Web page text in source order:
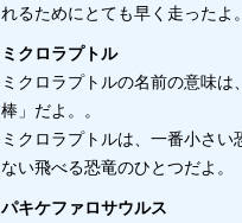
れるためにとても早く走ったよ。
ミクロラプトル
ミクロラプトルの名前の意味は
棒」だよ。。
ミクロラプトルは、一番小さい
ない飛べる恐竜のひとつだよ。
パキケファロサウルス